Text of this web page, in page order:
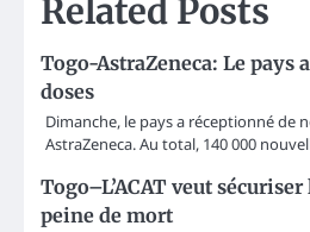
Related Posts
Togo-AstraZeneca: Le pays
doses
Dimanche, le pays a réceptionné de
AstraZeneca. Au total, 140 000
Togo–L’ACAT veut
peine de mort